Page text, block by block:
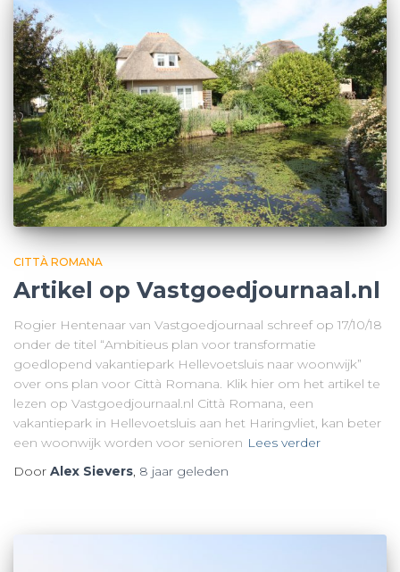
CITTÀ ROMANA
Artikel op Vastgoedjournaal.nl
Rogier Hentenaar van Vastgoedjournaal schreef op 17/10/18
onder de titel “Ambitieus plan voor transformatie
goedlopend vakantiepark Hellevoetsluis naar woonwijk”
over ons plan voor Città Romana. Klik hier om het artikel te
lezen op Vastgoedjournaal.nl Città Romana, een
vakantiepark in Hellevoetsluis aan het Haringvliet, kan beter
een woonwijk worden voor senioren Lees verder
Door Alex Sievers, 8 jaar geleden